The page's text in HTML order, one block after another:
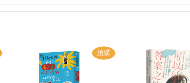
支香水早在很久以前就曾請過瑪麗蓮夢露替它代言。那